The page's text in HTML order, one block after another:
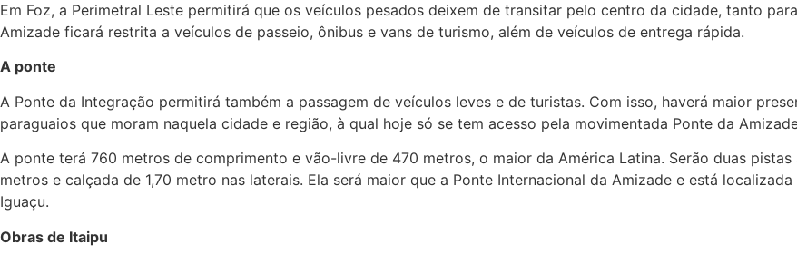
Em Foz, a Perimetral Leste permitirá que os veículos pesados deixem de transitar pelo centro da cidade, tanto
Amizade ficará restrita a veículos de passeio, ônibus e vans de turismo, além de veículos de entrega rápida.
A ponte
A Ponte da Integração permitirá também a passagem de veículos leves e de turistas. Com isso, haverá maior
paraguaios que moram naquela cidade e região, à qual hoje só se tem acesso pela movimentada Ponte da
A ponte terá 760 metros de comprimento e vão-livre de 470 metros, o maior da América Latina. Serão duas
metros e calçada de 1,70 metro nas laterais. Ela será maior que a Ponte Internacional da Amizade e está
Iguaçu.
Obras de Itaipu